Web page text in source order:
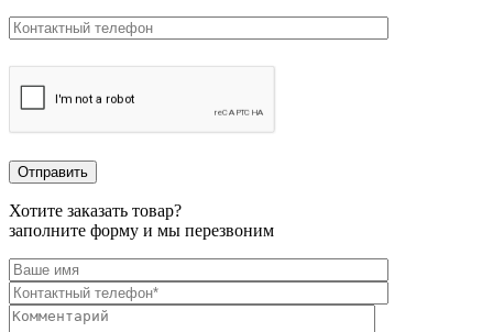
Хотите заказать товар?
заполните форму и мы перезвоним